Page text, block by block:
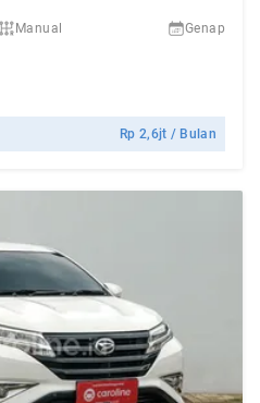
Manual Genap
Rp2,6jt / Bulan